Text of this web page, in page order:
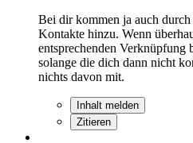
Bei dir kommen ja auch
Kontakte hinzu. Wenn
entsprechenden Verknüpfung
solange die dich dann nicht
nichts davon mit.
Inhalt melden
Zitieren